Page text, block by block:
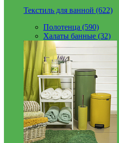
Текстиль для ванной (622)
Полотенца (590)
Халаты банные (32)